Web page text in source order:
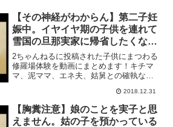
【その神経がわからん】第二子妊
娠中。イヤイヤ期の子供を連れて
雪国の旦那実家に帰省したくない
【ママ達の修羅場】
2ちゃんねるに投稿された子供にまつわる
修羅場体験を動画にまとめます！キチマ
マ、泥ママ、エネ夫、姑舅との確執など
ます♪ぜひチャンネル登録お願いいたしま
す(・∀・)
2018.12.31
【胸糞注意】娘のことを実子と思
えません。姑の子を預かっている